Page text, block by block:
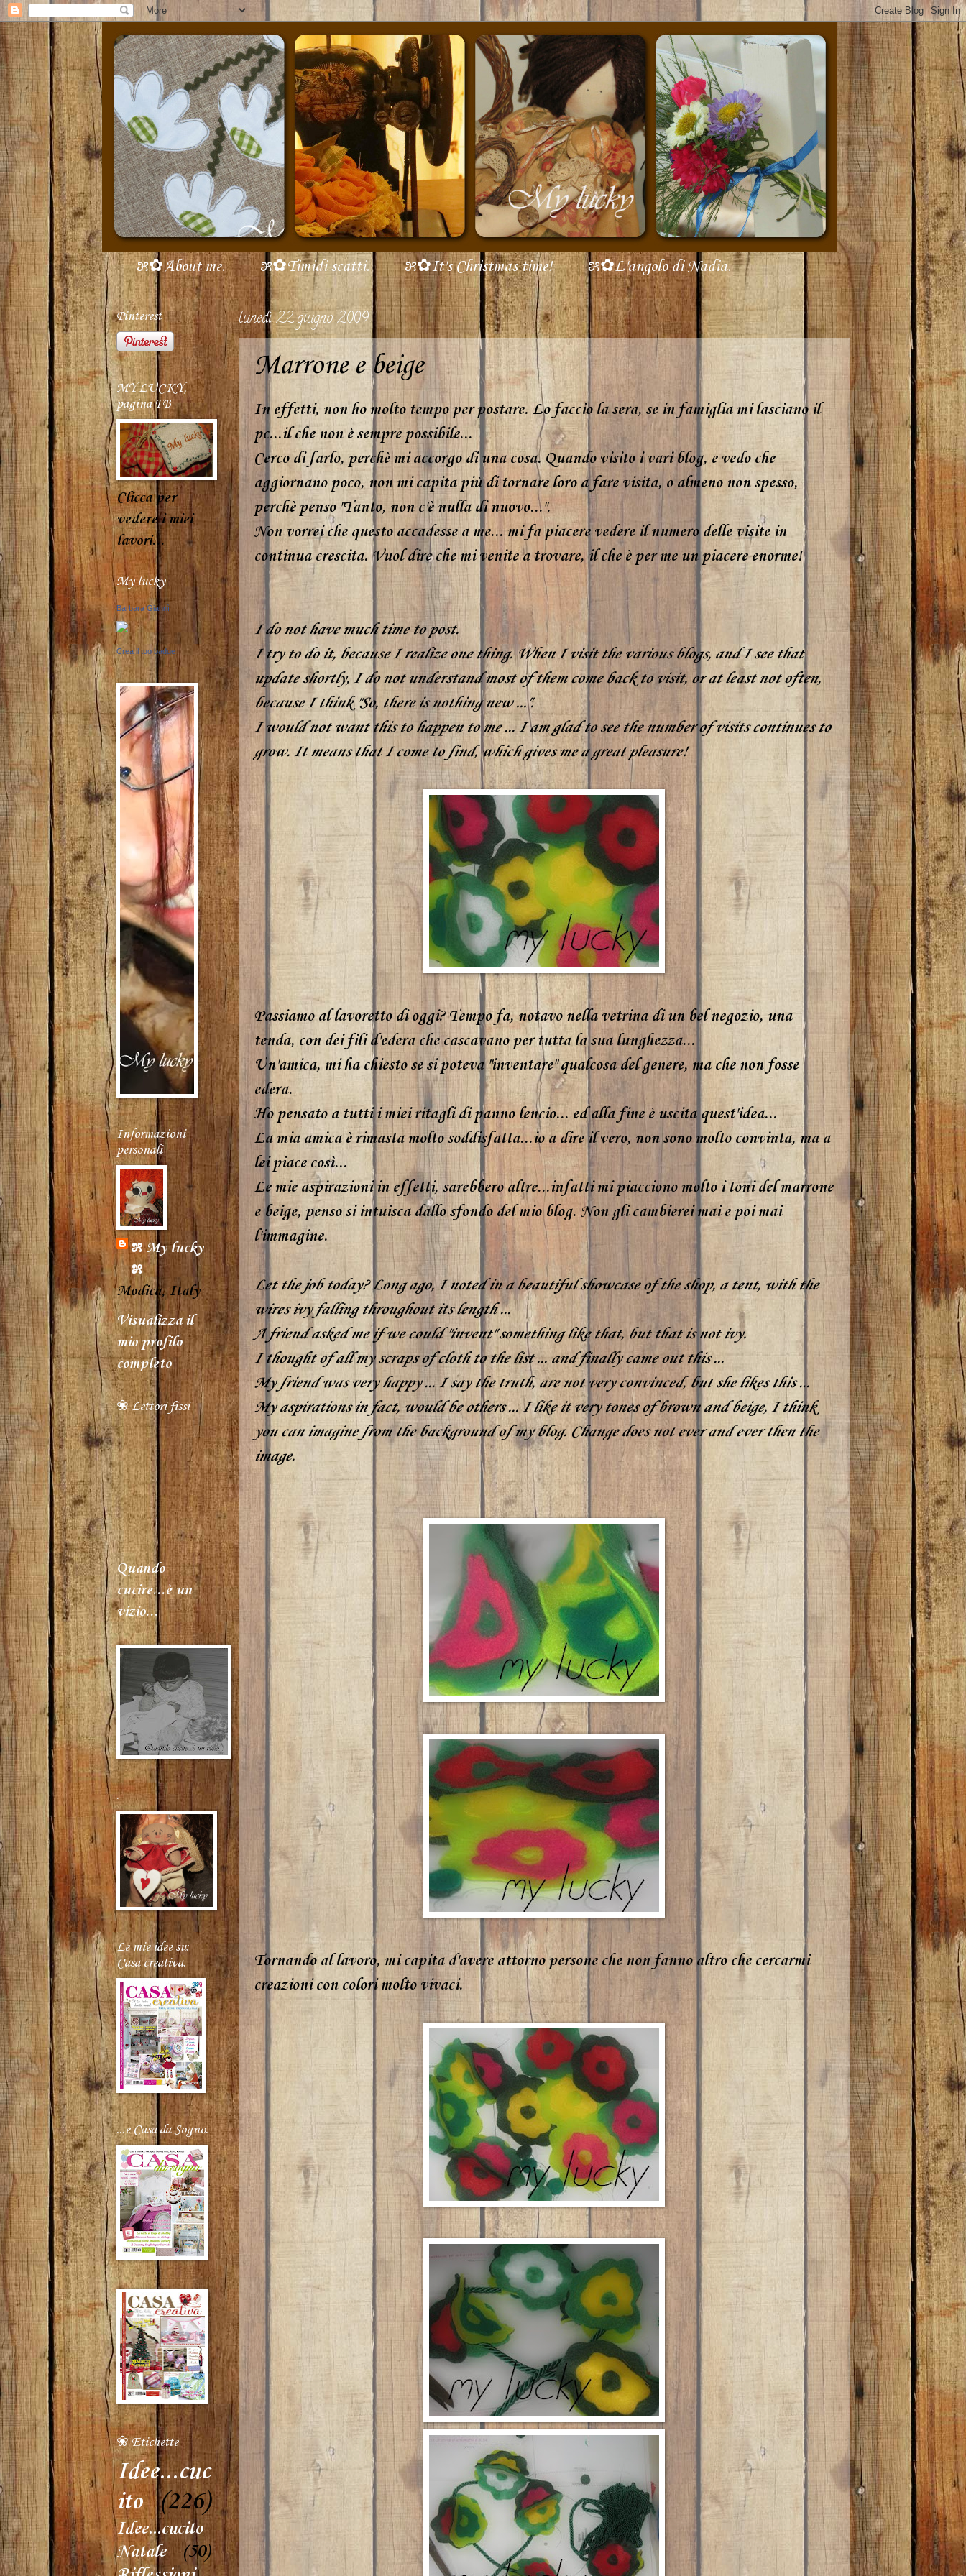
೫✿About me. ೫✿Timidi scatti. ೫✿It's Christmas time! ೫✿L'angolo di Nadia.
lunedì 22 giugno 2009
Marrone e beige
In effetti, non ho molto tempo per postare. Lo faccio la sera, se in famiglia mi lasciano il
pc...il che non è sempre possibile...
Cerco di farlo, perchè mi accorgo di una cosa. Quando visito i vari blog, e vedo che
aggiornano poco, non mi capita più di tornare loro a fare visita, o almeno non spesso,
perchè penso "Tanto, non c'è nulla di nuovo...".
Non vorrei che questo accadesse a me... mi fa piacere vedere il numero delle visite in
continua crescita. Vuol dire che mi venite a trovare, il che è per me un piacere enorme!
I do not have much time to post.
I try to do it, because I realize one thing. When I visit the various blogs, and I see that
update shortly, I do not understand most of them come back to visit, or at least not often,
because I think "So, there is nothing new ...".
I would not want this to happen to me ... I am glad to see the number of visits continues to
grow. It means that I come to find, which gives me a great pleasure!
Passiamo al lavoretto di oggi? Tempo fa, notavo nella vetrina di un bel negozio, una
tenda, con dei fili d'edera che cascavano per tutta la sua lunghezza...
Un'amica, mi ha chiesto se si poteva "inventare" qualcosa del genere, ma che non fosse
edera.
Ho pensato a tutti i miei ritagli di panno lencio... ed alla fine è uscita quest'idea...
La mia amica è rimasta molto soddisfatta...io a dire il vero, non sono molto convinta, ma a
lei piace così...
Le mie aspirazioni in effetti, sarebbero altre...infatti mi piacciono molto i toni delmarrone
e beige, penso si intuisca dallo sfondo del mio blog. Non gli cambierei mai e poi mai
l'immagine.
Let the job today? Long ago, I noted in a beautiful showcase of the shop, a tent, with the
wires ivy falling throughout its length ...
A friend asked me if we could "invent" something like that, but that is not ivy.
I thought of all my scraps of cloth to the list ... and finally came out this ...
My friend was very happy ... I say the truth, are not very convinced, but she likes this ...
My aspirations in fact, would be others ... I like it very tones of brown and beige, I think
you can imagine from the background of my blog. Change does not ever and ever then the
image.
Tornando al lavoro, mi capita d'avere attorno persone che non fanno altro che cercarmi
creazioni con colori molto vivaci.
Pinterest
MY LUCKY,
pagina FB
Clicca per
vedere i miei
lavori...
My lucky
Barbara Giannì
Crea il tuo badge
Informazioni
personali
೫ My lucky
೫
Modica, Italy
Visualizza il
mio profilo
completo
❀ Lettori fissi
Quando
cucire...è un
vizio...
.
Le mie idee su:
Casa creativa.
...e Casa da Sogno.
❀ Etichette
Idee...cuc
ito
(226)
Idee...cucito
Natale
(50)